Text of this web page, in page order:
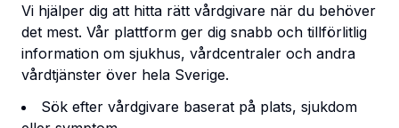
Vi hjälper dig att hitta rätt vårdgivare när du behöver
det mest. Vår plattform ger dig snabb och tillförlitlig
information om sjukhus, vårdcentraler och andra
vårdtjänster över hela Sverige.
Sök efter vårdgivare baserat på plats, sjukdom